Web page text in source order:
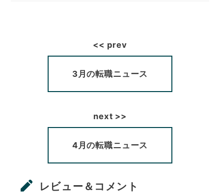
3月の転職ニュース
4月の転職ニュース
レビュー＆コメント